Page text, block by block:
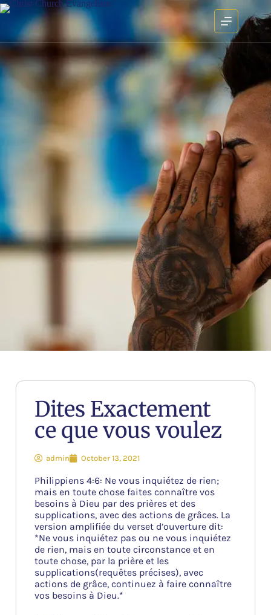
Dites Exactement
ce que vous voulez
admin October 13, 2021
Philippiens 4:6: Ne vous inquiétez de rien;
mais en toute chose faites connaître vos
besoins à Dieu par des prières et des
supplications, avec des actions de grâces. La
version amplifiée du verset d’ouverture dit:
*Ne vous inquiétez pas ou ne vous inquiétez
de rien, mais en toute circonstance et en
toute chose, par la prière et les
supplications(requêtes précises), avec
actions de grâce, continuez à faire connaître
vos besoins à Dieu.*